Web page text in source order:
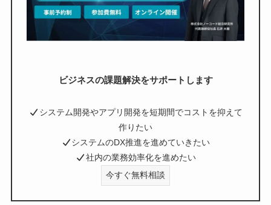
ビジネスの課題解決をサポートします
システム開発やアプリ開発を短期間でコストを抑えて
作りたい
システムのDX推進を進めていきたい
社内の業務効率化を進めたい
今すぐ無料相談